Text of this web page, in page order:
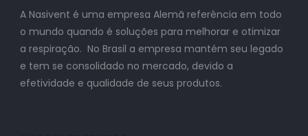
A Nasivent é uma empresa Alemã referência em todo
o mundo quando é soluções para melhorar e otimizar
a respiração. No Brasil a empresa mantém seu legado
e tem se consolidado no mercado, devido a
efetividade e qualidade de seus produtos.